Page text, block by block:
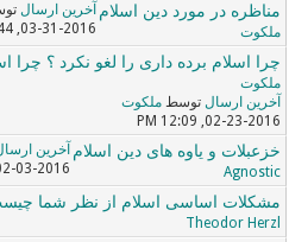
مناظره در مورد دین اسلام
ملکوت
آخرین ارسال
03-31-2016, 08:44 AM
چرا اسلام برده داری را لغو نکرد ؟ چرا اسلام
ملکوت
آخرین ارسال توسطملکوت
02-23-2016, 12:09 PM
خزعبلات و یاوه های دین اسلام
Agnostic
آخرین
03-2016, 12:06 PM
مشکلات اساسی‌ اسلام از نظر شما
Theodor Herzl